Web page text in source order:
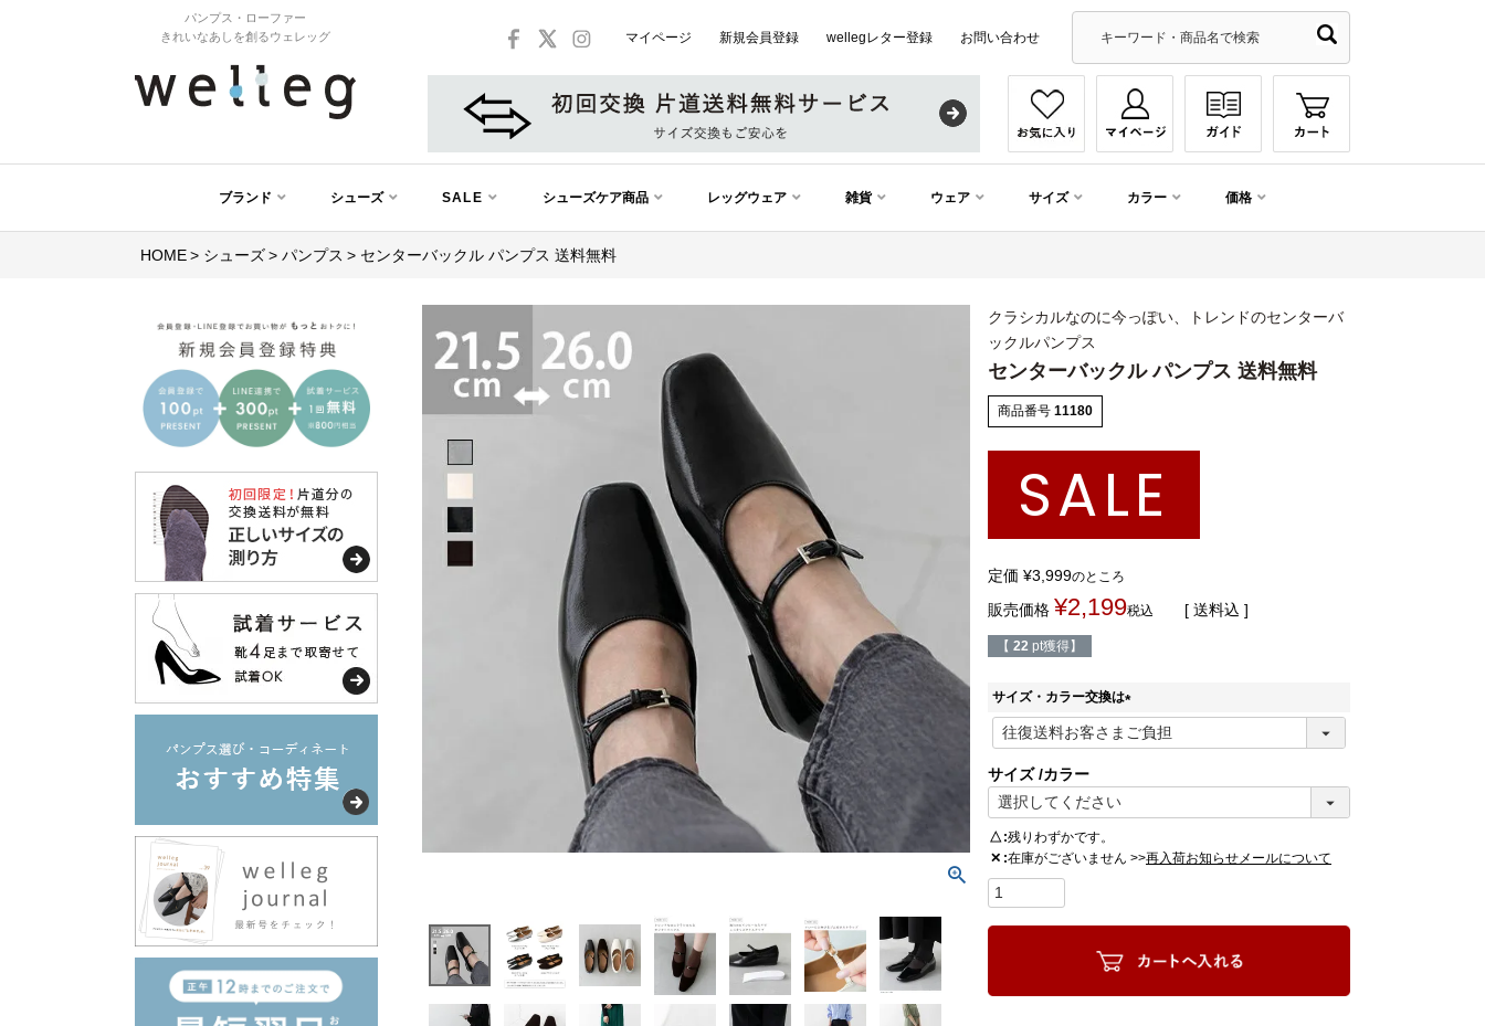
パンプス・ローファー
きれいなあしを創るウェレッグ
マイページ 新規会員登録 wellegレター登録 お問い合わせ
ブランド シューズ SALE シューズケア商品 レッグウェア 雑貨 ウェア サイズ カラー 価格
HOME シューズ パンプス センターバックル パンプス 送料無料
クラシカルなのに今っぽい、トレンドのセンターバ
ックルパンプス
センターバックル パンプス 送料無料
商品番号 11180
SALE
定価 ¥3,999のところ
販売価格 ¥2,199税込 送料込
【 22 pt獲得】
サイズ・カラー交換は
必
)
サイズ カラー
△ 残りわずかです。
✕ 在庫がございません >>再入荷お知らせメールについて